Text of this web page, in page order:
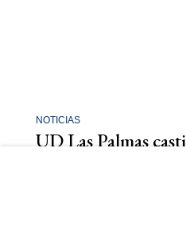
NOTICIAS
UD Las Palmas